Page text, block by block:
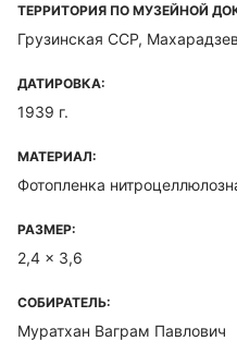
ТЕРРИТОРИЯ ПО МУЗЕЙНОЙ
Грузинская ССР,
ДАТИРОВКА:
1939 г.
МАТЕРИАЛ:
Фотопленка
РАЗМЕР:
2,4 x 3,6
СОБИРАТЕЛЬ:
Муратхан Ваграм Павлович